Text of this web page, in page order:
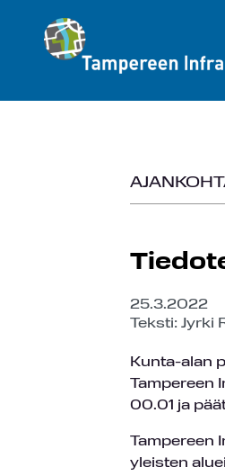
25.3.2022
Teksti: Jyrki
Kunta-alan
Tampereen
00.01 ja
Tampereen
yleisten